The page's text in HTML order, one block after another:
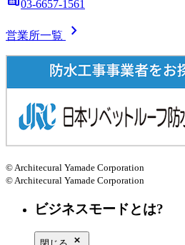
03-6657-1561
営業所一覧 chevron_right
© Architecural Yamade Corporation
© Architecural Yamade Corporation
ビジネスモードとは?
close_small